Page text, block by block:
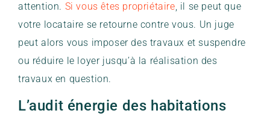
attention. Si vous êtes propriétaire, il se peut que
votre locataire se retourne contre vous. Un juge
peut alors vous imposer des travaux et suspendre
ou réduire le loyer jusqu’à la réalisation des
travaux en question.
L’audit énergie des habitations